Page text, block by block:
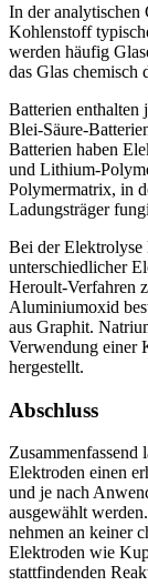
In der analytischen
Kohlenstoff
werden häufig
das Glas chemisch
Batterien enthalten
Blei-Säure-
Batterien haben
und Lithium-
Polymermatrix, in
Ladungsträger
Bei der Elektrolyse
unterschiedlicher
Heroult-Verfahren
Aluminiumoxid
aus Graphit.
Verwendung einer
hergestellt.
Abschluss
Zusammenfassend
Elektroden einen
und je nach
ausgewählt
nehmen an keiner
Elektroden wie
stattfindenden